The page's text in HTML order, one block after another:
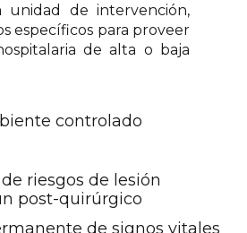
unidad de intervención,
específicos para proveer
de alta o baja
controlado
riesgos de lesión
post-quirúrgico
de signos vitales